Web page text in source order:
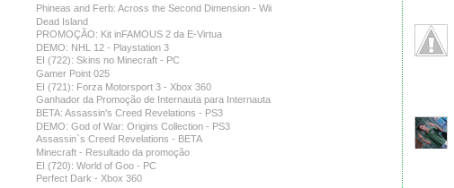
Phineas and Ferb: Across the Second Dimension - Wii
Dead Island
PROMOÇÃO: Kit inFAMOUS 2 da E-Virtua
DEMO: NHL 12 - Playstation 3
EI (722): Skins no Minecraft - PC
Gamer Point 025
EI (721): Forza Motorsport 3 - Xbox 360
Ganhador da Promoção de Internauta para Internauta
BETA: Assassin's Creed Revelations - PS3
DEMO: God of War: Origins Collection - PS3
Assassin`s Creed Revelations - BETA
Minecraft - Resultado da promoção
EI (720): World of Goo - PC
Perfect Dark - Xbox 360